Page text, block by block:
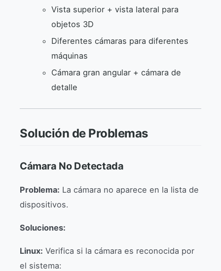
Vista superior + vista lateral para
objetos 3D
Diferentes cámaras para diferentes
máquinas
Cámara gran angular + cámara de
detalle
Solución de Problemas
Cámara No Detectada
Problema: La cámara no aparece en la lista de
dispositivos.
Soluciones:
Linux: Verifica si la cámara es reconocida por
el sistema: